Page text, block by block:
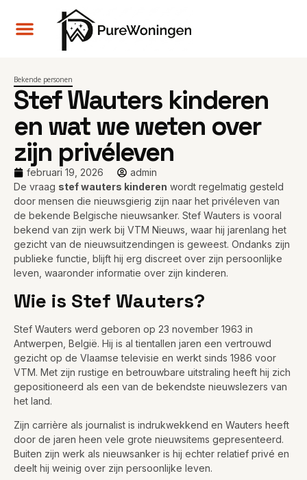
Bekende personen
Stef Wauters kinderen
en wat we weten over
zijn privéleven
februari 19, 2026
admin
De vraag stef wauters kinderen wordt regelmatig gesteld
door mensen die nieuwsgierig zijn naar het privéleven van
de bekende Belgische nieuwsanker. Stef Wauters is vooral
bekend van zijn werk bij VTM Nieuws, waar hij jarenlang het
gezicht van de nieuwsuitzendingen is geweest. Ondanks zijn
publieke functie, blijft hij erg discreet over zijn persoonlijke
leven, waaronder informatie over zijn kinderen.
Wie is Stef Wauters?
Stef Wauters werd geboren op 23 november 1963 in
Antwerpen, België. Hij is al tientallen jaren een vertrouwd
gezicht op de Vlaamse televisie en werkt sinds 1986 voor
VTM. Met zijn rustige en betrouwbare uitstraling heeft hij zich
gepositioneerd als een van de bekendste nieuwslezers van
het land.
Zijn carrière als journalist is indrukwekkend en Wauters heeft
door de jaren heen vele grote nieuwsitems gepresenteerd.
Buiten zijn werk als nieuwsanker is hij echter relatief privé en
deelt hij weinig over zijn persoonlijke leven.